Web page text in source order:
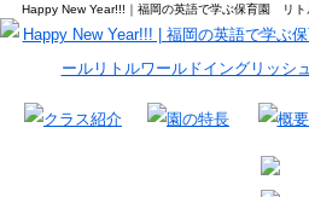
Happy New Year!!!｜福岡の英語で学ぶ保育園 リト